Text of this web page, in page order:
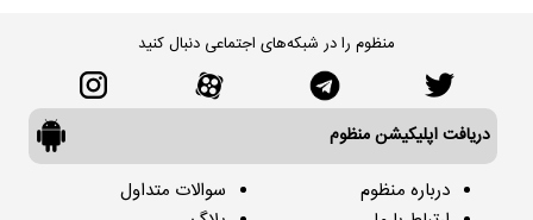
منظوم را در شبکه‌های اجتماعی دنبال کنید
دریافت اپلیکیشن منظوم
درباره منظوم
سوالات متداول